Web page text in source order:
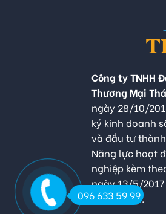
Công ty TNHH
Thương Mại
ngày 28/10/
ký kinh doanh
và đầu tư
Năng lực hoạt
nghiệp kèm
ngày 13/5/
Hà Nội cấp.
096 633 59 99